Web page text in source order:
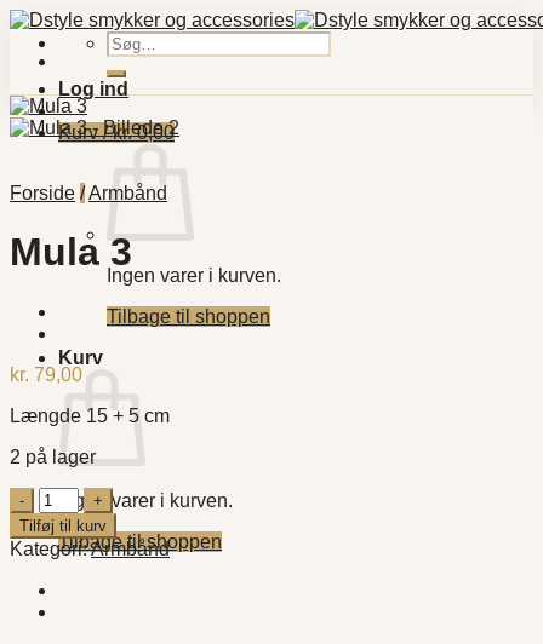
Fortsæt
indhold
Søg
efter:
Log ind
Kurv /kr.0,00
Ingen varer i kurven.
Tilbage til shoppen
Kurv
Ingen varer i kurven.
Tilbage til shoppen
Forside /Armbånd
Mula 3
kr. 79,00
Længde 15 + 5 cm
2 på lager
Mula
3
antal
Tilføj til kurv
Kategori:Armbånd